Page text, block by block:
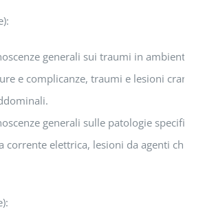
generali sui traumi in ambiente
e complicanze, traumi e lesioni
generali sulle patologie
corrente elettrica, lesioni da agenti